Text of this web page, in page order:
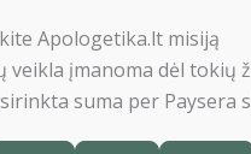
Apologetika.lt misiją
veikla įmanoma dėl tokių
suma per Paysera